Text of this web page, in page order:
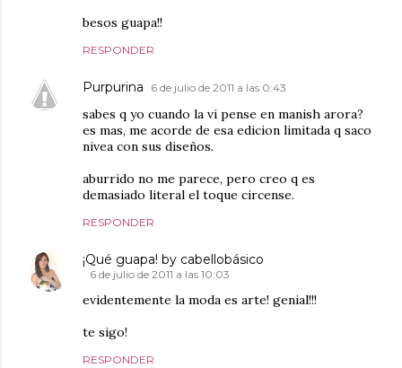
besos guapa!!
RESPONDER
Purpurina 6 de julio de 2011 a las 0:43
sabes q yo cuando la vi pense en manish arora?
es mas, me acorde de esa edicion limitada q saco
nivea con sus diseños.
aburrido no me parece, pero creo q es
demasiado literal el toque circense.
RESPONDER
¡Qué guapa! by cabellobásico
6 de julio de 2011 a las 10:03
evidentemente la moda es arte! genial!!!
te sigo!
RESPONDER